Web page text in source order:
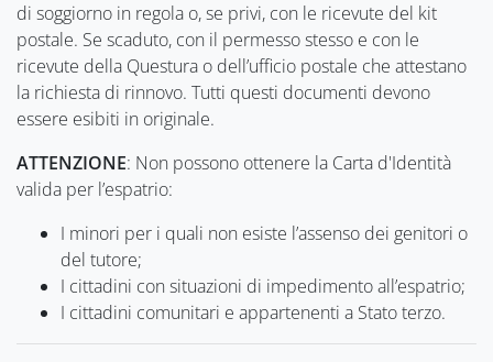
di soggiorno in regola o, se privi, con le ricevute del kit
postale. Se scaduto, con il permesso stesso e con le
ricevute della Questura o dell’ufficio postale che attestano
la richiesta di rinnovo. Tutti questi documenti devono
essere esibiti in originale.
ATTENZIONE: Non possono ottenere la Carta d'Identità
valida per l’espatrio:
I minori per i quali non esiste l’assenso dei genitori o
del tutore;
I cittadini con situazioni di impedimento all’espatrio;
I cittadini comunitari e appartenenti a Stato terzo.